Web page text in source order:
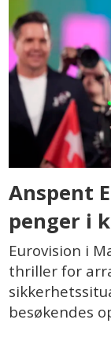
Anspent
penger i
Eurovision i
thriller for
besøkendes